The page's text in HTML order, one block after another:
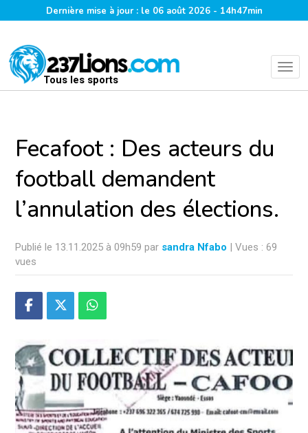
Dernière mise à jour : le 06 août 2026 - 14h47min
Tous les sports
Fecafoot : Des acteurs du
football demandent
l’annulation des élections.
Publié le 13.11.2025 à 09h59 par sandra Nfabo | Vues : 69
vues